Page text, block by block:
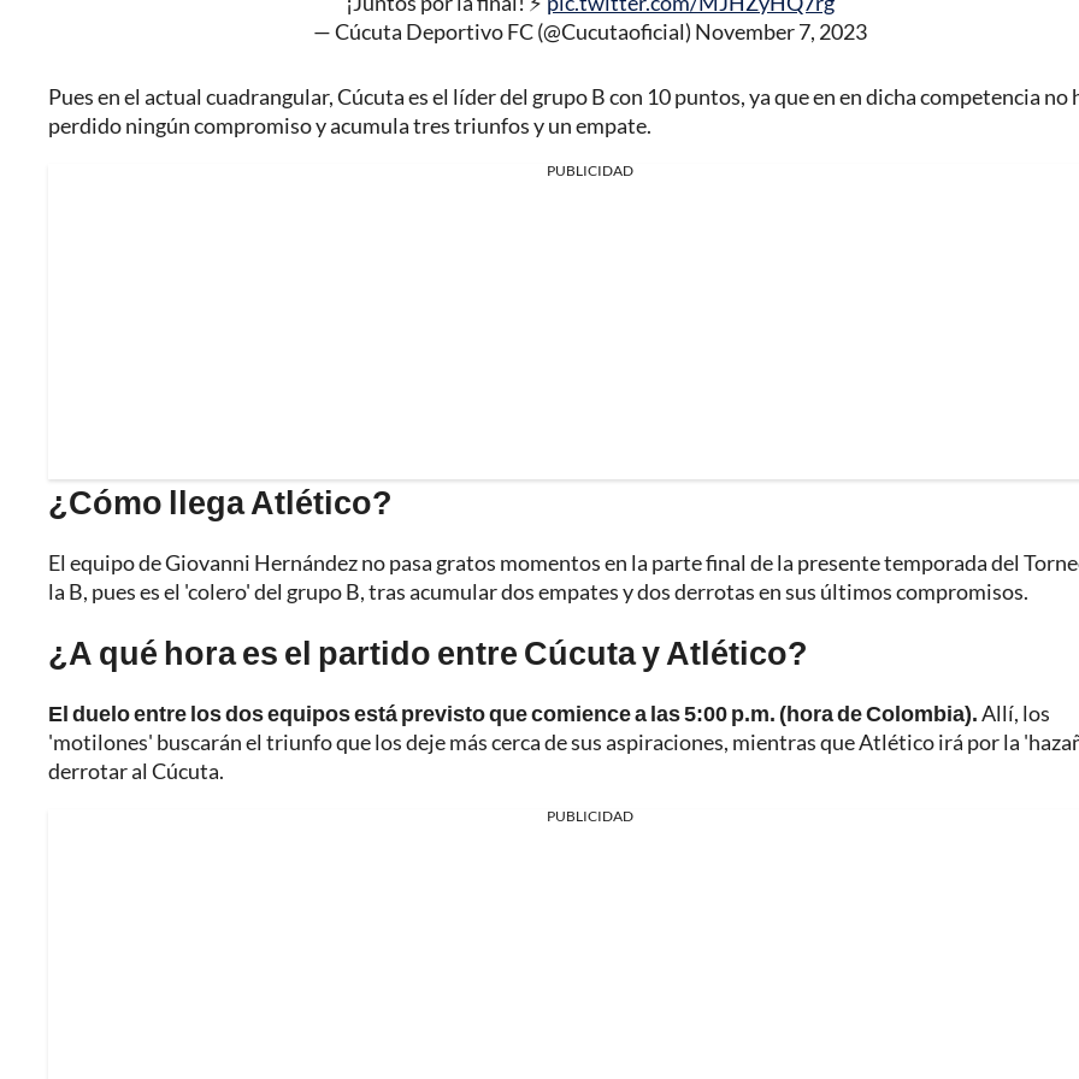
— Cúcuta Deportivo FC (@Cucutaoficial) November 7, 2023
Pues en el actual cuadrangular, Cúcuta es el líder del grupo B con 10 puntos, ya que en en dicha competencia no
perdido ningún compromiso y acumula tres triunfos y un empate.
PUBLICIDAD
¿Cómo llega Atlético?
El equipo de Giovanni Hernández no pasa gratos momentos en la parte final de la presente temporada del
la B, pues es el 'colero' del grupo B, tras acumular dos empates y dos derrotas en sus últimos compromisos.
¿A qué hora es el partido entre Cúcuta y Atlético?
El duelo entre los dos equipos está previsto que comience a las 5:00 p.m. (hora de Colombia).Allí, los
'motilones' buscarán el triunfo que los deje más cerca de sus aspiraciones, mientras que Atlético irá por la
derrotar al Cúcuta.
PUBLICIDAD